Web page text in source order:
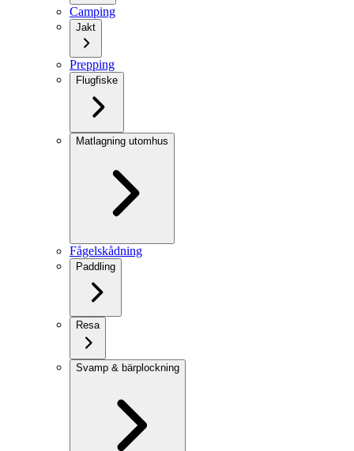
Camping
Jakt
Prepping
Flugfiske
Matlagning utomhus
Fågelskådning
Paddling
Resa
Svamp & bärplockning